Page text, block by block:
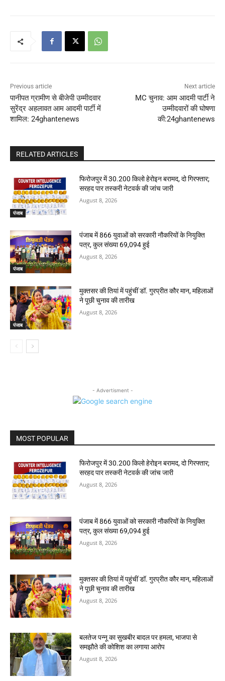
Previous article
पानीपत ग्रामीण से बीजेपी उम्मीदवार
सुरेंद्र अहलावत आम आदमी पार्टी में
शामिल: 24ghantenews
Next article
MC चुनाव: आम आदमी पार्टी ने
उम्मीदवारों की घोषणा
की:24ghantenews
RELATED ARTICLES
पंजाब
फिरोजपुर में 30.200 किलो हेरोइन बरामद, दो गिरफ्तार;
सरहद पार तस्करी नेटवर्क की जांच जारी
August 8, 2026
पंजाब
पंजाब में 866 युवाओं को सरकारी नौकरियों के नियुक्ति
पत्र, कुल संख्या 69,094 हुई
August 8, 2026
पंजाब
मुक्तसर की तियां में पहुंचीं डॉ. गुरप्रीत कौर मान, महिलाओं
ने पूछी चुनाव की तारीख
August 8, 2026
- Advertisment -
MOST POPULAR
फिरोजपुर में 30.200 किलो हेरोइन बरामद, दो गिरफ्तार;
सरहद पार तस्करी नेटवर्क की जांच जारी
August 8, 2026
पंजाब में 866 युवाओं को सरकारी नौकरियों के नियुक्ति
पत्र, कुल संख्या 69,094 हुई
August 8, 2026
मुक्तसर की तियां में पहुंचीं डॉ. गुरप्रीत कौर मान, महिलाओं
ने पूछी चुनाव की तारीख
August 8, 2026
बलतेज पन्नू का सुखबीर बादल पर हमला, भाजपा से
समझौते की कोशिश का लगाया आरोप
August 8, 2026